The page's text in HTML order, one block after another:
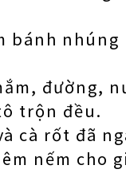
bánh nhúng
đường,
trộn đều.
cà rốt đã
nếm cho